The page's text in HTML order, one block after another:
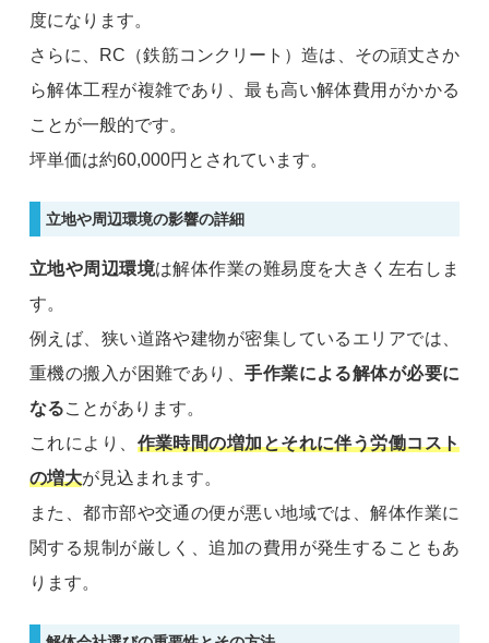
度になります。
さらに、RC（鉄筋コンクリート）造は、その頑丈さか
ら解体工程が複雑であり、最も高い解体費用がかかる
ことが一般的です。
坪単価は約60,000円とされています。
立地や周辺環境の影響の詳細
立地や周辺環境は解体作業の難易度を大きく左右しま
す。
例えば、狭い道路や建物が密集しているエリアでは、
重機の搬入が困難であり、手作業による解体が必要に
なることがあります。
これにより、 作業時間の増加とそれに伴う労働コスト
の増大が見込まれます。
また、都市部や交通の便が悪い地域では、解体作業に
関する規制が厳しく、追加の費用が発生することもあ
ります。